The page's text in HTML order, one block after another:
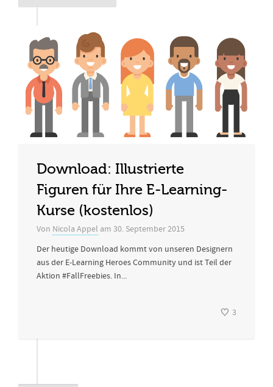
Download: Illustrierte
Figuren für Ihre E-Learning-
Kurse (kostenlos)
Von Nicola Appel am 30. September 2015
Der heutige Download kommt von unseren Designern
aus der E-Learning Heroes Community und ist Teil der
Aktion #FallFreebies. In...
3